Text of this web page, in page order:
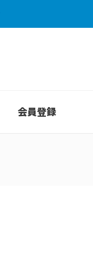
会員登録